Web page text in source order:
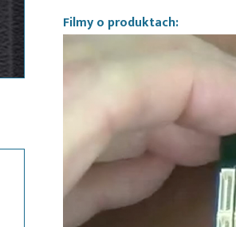
Filmy o produktach: